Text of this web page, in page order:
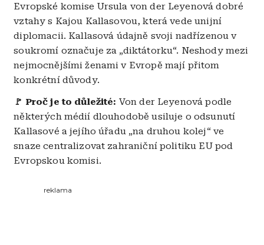
Evropské komise Ursula von der Leyenová dobré
vztahy s Kajou Kallasovou, která vede unijní
diplomacii. Kallasová údajně svoji nadřízenou v
soukromí označuje za „diktátorku“. Neshody mezi
nejmocnějšími ženami v Evropě mají přitom
konkrétní důvody.
🚩 Proč je to důležité: Von der Leyenová podle
některých médií dlouhodobě usiluje o odsunutí
Kallasové a jejího úřadu „na druhou kolej“ ve
snaze centralizovat zahraniční politiku EU pod
Evropskou komisi.
reklama